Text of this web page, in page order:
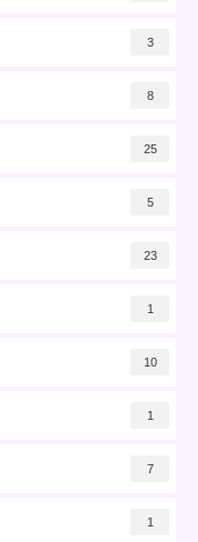
3
8
25
5
23
1
10
1
7
1